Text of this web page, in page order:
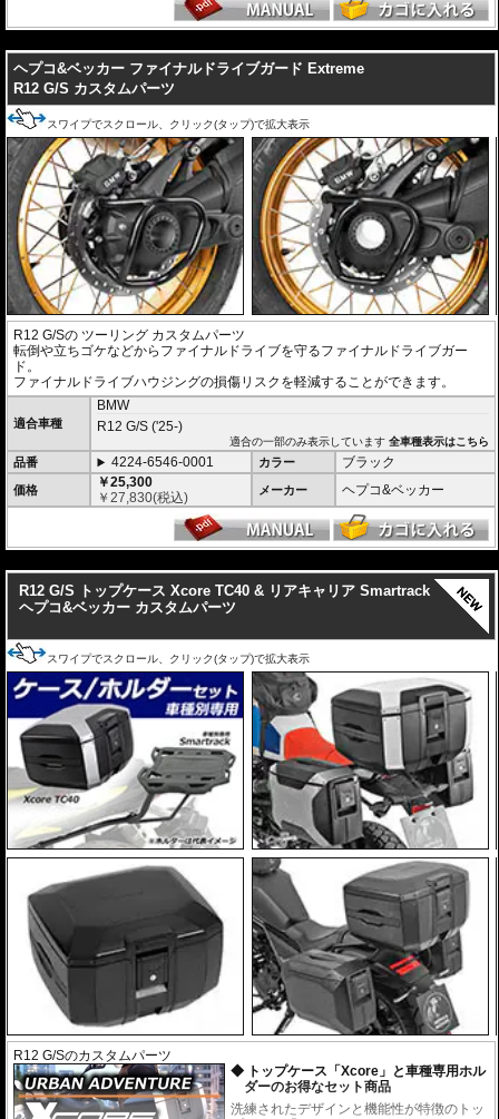
ヘプコ&ベッカー ファイナルドライブガード Extreme
R12 G/S カスタムパーツ
スワイプでスクロール、クリック(タップ)で拡大表示
R12 G/Sの ツーリング カスタムパーツ
転倒や立ちゴケなどからファイナルドライブを守るファイナルドライブガー
ド。
ファイナルドライブハウジングの損傷リスクを軽減することができます。
適合車種
BMW
R12 G/S ('25-)
適合の一部のみ表示しています全車種表示はこちら
品番 4224-6546-0001 カラー ブラック
価格
￥25,300
￥27,830(税込) メーカー ヘプコ&ベッカー
R12 G/S トップケース Xcore TC40 & リアキャリア Smartrack
ヘプコ&ベッカー カスタムパーツ
スワイプでスクロール、クリック(タップ)で拡大表示
R12 G/Sのカスタムパーツ
トップケース「Xcore」と車種専用ホル
ダーのお得なセット商品
洗練されたデザインと機能性が特徴のトッ